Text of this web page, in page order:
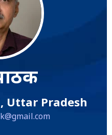
Uttar Pradesh